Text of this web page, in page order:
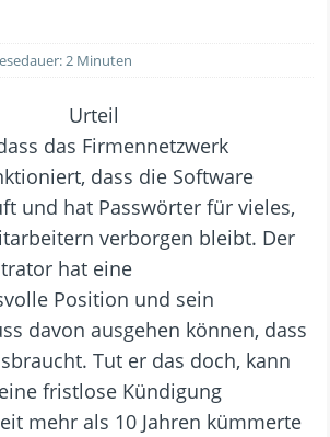
2 Minuten
das Firmennetzwerk
dass die Software
und hat Passwörter für vieles,
verborgen bleibt. Der
hat eine
Position und sein
davon ausgehen können, dass
Tut er das doch, kann
fristlose Kündigung
mehr als 10 Jahren kümmerte